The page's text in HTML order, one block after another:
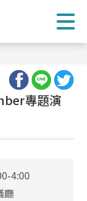
專題演
4:00
廳